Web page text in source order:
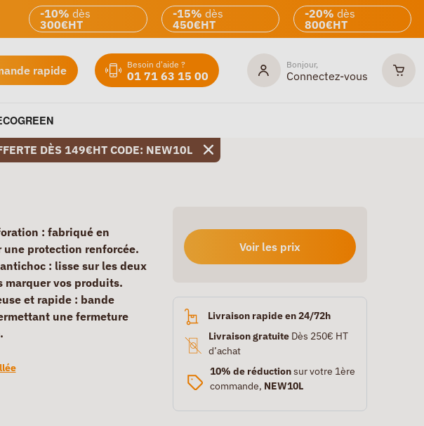
-10% dès
300€HT
-15% dès
450€HT
-20% dès
800€HT
rapide Besoin d'aide ?
01 71 63 15 00
Bonjour,
Connectez-vous
DÈS 149€HT CODE: NEW10L
: fabriqué en
une protection renforcée.
: lisse sur les deux
marquer vos produits.
et rapide: bande
une fermeture
Voir les prix
Livraison rapide en 24/72h
Livraison gratuiteDès 250€ HT
d’achat
10% de réductionsur votre 1ère
commande, NEW10L